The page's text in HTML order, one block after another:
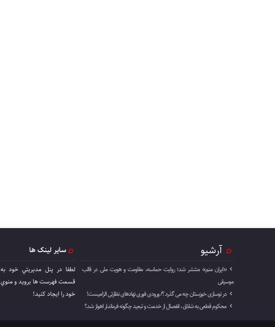
آرشیو
«ایران منم» منتشر شد؛ روایت حماسه، مقاومت و هویت ملی در قالب
موسیقی
در نوسازی خوزستان چه می گذرد ؟/ ورودی فوری نهادهای نظارتی الزامیست!
محکوم قطعی به شلاق ، انفصال از خدمت و تبعید چگونه فرماندار اهواز شد؟
سایر لینک ها
لطفا در پنل مديريتي خود به
قسمت فهرست ها برويد و منوي
خود را ايجاد كنيد!